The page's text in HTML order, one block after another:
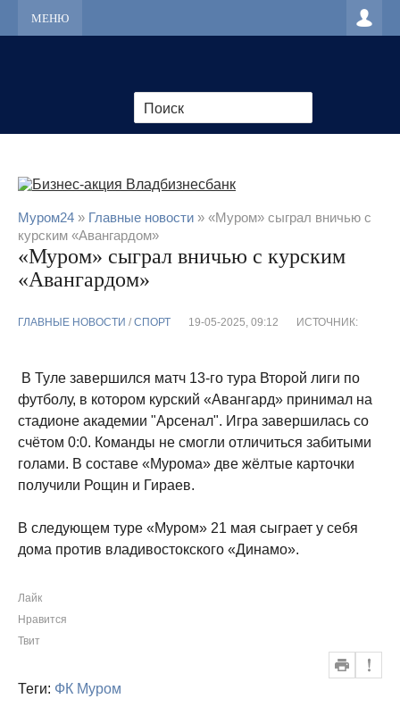
МЕНЮ
Муром24 » Главные новости » «Муром» сыграл вничью с
курским «Авангардом»
«Муром» сыграл вничью с курским
«Авангардом»
ГЛАВНЫЕ НОВОСТИ / CПОРТ 19-05-2025, 09:12 ИСТОЧНИК:
В Туле завершился матч 13-го тура Второй лиги по
футболу, в котором курский «Авангард» принимал на
стадионе академии "Арсенал". Игра завершилась со
счётом 0:0. Команды не смогли отличиться забитыми
голами. В составе «Мурома» две жёлтые карточки
получили Рощин и Гираев.
В следующем туре «Муром» 21 мая сыграет у себя
дома против владивостокского «Динамо».
Лайк
Нравится
Твит
Теги: ФК Муром